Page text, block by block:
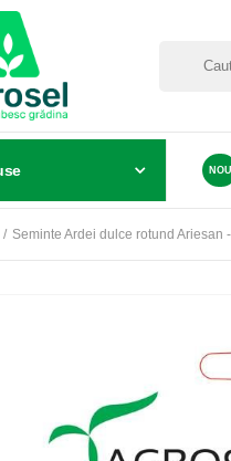
Seminte Ardei dulce rotund Ariesan